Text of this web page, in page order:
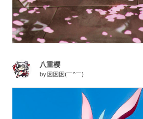
八重樱
by 困困困(￣^￣)